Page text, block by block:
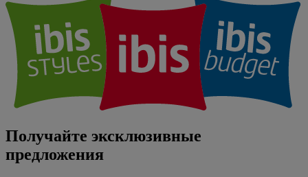
Получайте эксклюзивные
предложения